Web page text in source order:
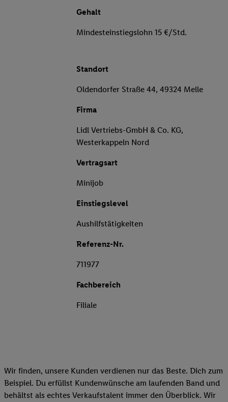
Gehalt
Mindesteinstiegslohn 15 €/Std.
Standort
Oldendorfer Straße 44, 49324 Melle
Firma
Lidl Vertriebs-GmbH & Co. KG,
Westerkappeln Nord
Vertragsart
Minijob
Einstiegslevel
Aushilfstätigkeiten
Referenz-Nr.
711977
Fachbereich
Filiale
Wir finden, unsere Kunden verdienen nur das Beste. Dich zum
Beispiel. Du erfüllst Kundenwünsche am laufenden Band und
behältst als echtes Verkaufstalent immer den Überblick. Wir